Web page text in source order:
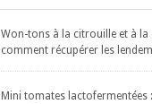
Won-tons à la citrouille et à la
comment récupérer les
Mini tomates lactofermentées